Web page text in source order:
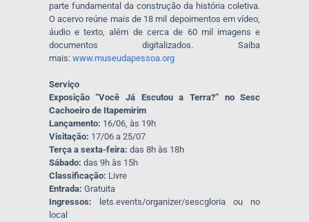
parte fundamental da construção da história coletiva.
O acervo reúne mais de 18 mil depoimentos em vídeo,
áudio e texto, além de cerca de 60 mil imagens e
documentos digitalizados. Saiba
mais: www.museudapessoa.org
Serviço
Exposição “Você Já Escutou a Terra?” no Sesc
Cachoeiro de Itapemirim
Lançamento: 16/06, às 19h
Visitação: 17/06 a 25/07
Terça a sexta-feira: das 8h às 18h
Sábado: das 9h às 15h
Classificação: Livre
Entrada: Gratuita
Ingressos:
lets.events/organizer/sescgloria ou no
local